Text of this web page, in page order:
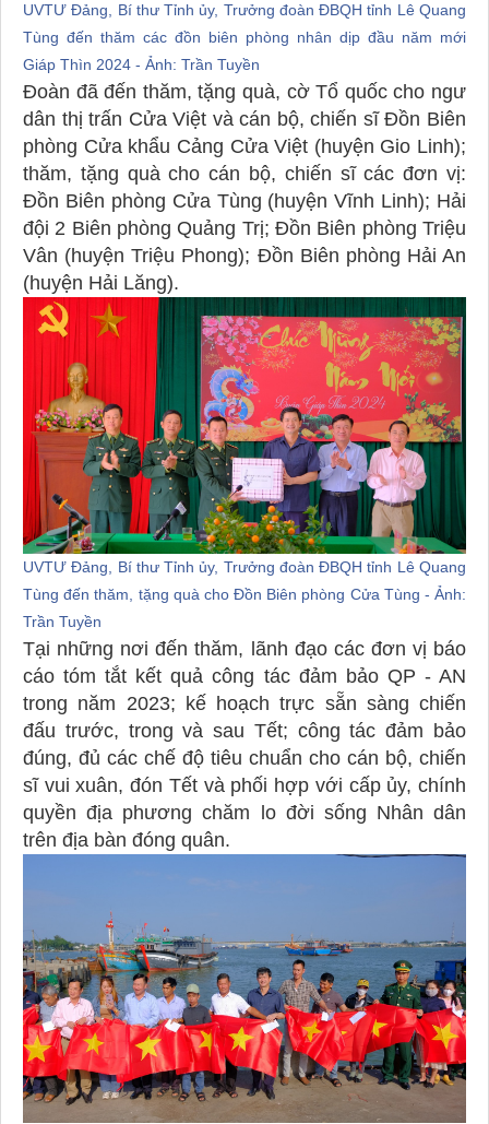
UVTƯ Đảng, Bí thư Tỉnh ủy, Trưởng đoàn ĐBQH tỉnh Lê Quang
Tùng đến thăm các đồn biên phòng nhân dịp đầu năm mới
Giáp Thìn 2024 - Ảnh: Trần Tuyền
Đoàn đã đến thăm, tặng quà, cờ Tổ quốc cho ngư
dân thị trấn Cửa Việt và cán bộ, chiến sĩ Đồn Biên
phòng Cửa khẩu Cảng Cửa Việt (huyện Gio Linh);
thăm, tặng quà cho cán bộ, chiến sĩ các đơn vị:
Đồn Biên phòng Cửa Tùng (huyện Vĩnh Linh); Hải
đội 2 Biên phòng Quảng Trị; Đồn Biên phòng Triệu
Vân (huyện Triệu Phong); Đồn Biên phòng Hải An
(huyện Hải Lăng).
UVTƯ Đảng, Bí thư Tỉnh ủy, Trưởng đoàn ĐBQH tỉnh Lê Quang
Tùng đến thăm, tặng quà cho Đồn Biên phòng Cửa Tùng - Ảnh:
Trần Tuyền
Tại những nơi đến thăm, lãnh đạo các đơn vị báo
cáo tóm tắt kết quả công tác đảm bảo QP - AN
trong năm 2023; kế hoạch trực sẵn sàng chiến
đấu trước, trong và sau Tết; công tác đảm bảo
đúng, đủ các chế độ tiêu chuẩn cho cán bộ, chiến
sĩ vui xuân, đón Tết và phối hợp với cấp ủy, chính
quyền địa phương chăm lo đời sống Nhân dân
trên địa bàn đóng quân.